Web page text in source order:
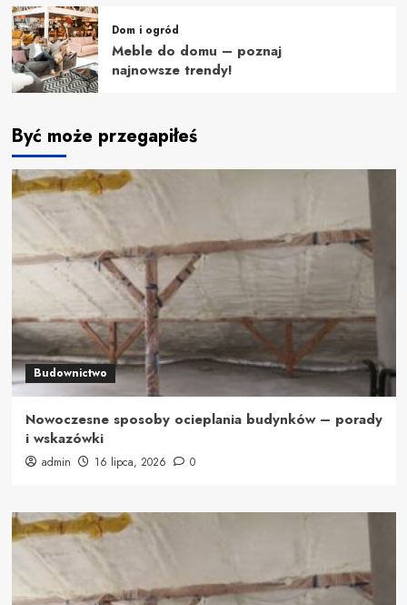
Dom i ogród
Meble do domu – poznaj
najnowsze trendy!
Być może przegapiłeś
Budownictwo
Nowoczesne sposoby ocieplania budynków – porady
i wskazówki
admin 16 lipca, 2026 0